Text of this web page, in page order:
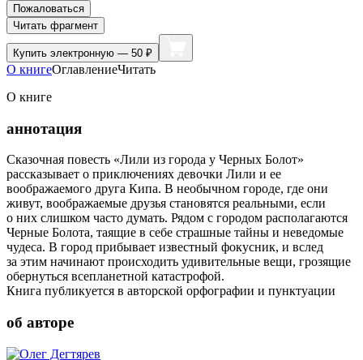
Пожаловаться
Читать фрагмент
Купить электронную — 50 ₽
О книгеОглавлениеЧитать
О книге
аннотация
Сказочная повесть «Лили из города у Черных Болот»
рассказывает о приключениях девочки Лили и ее
воображаемого друга Кипа. В необычном городе, где они
живут, воображаемые друзья становятся реальными, если
о них слишком часто думать. Рядом с городом располагаются
Черные Болота, таящие в себе страшные тайны и неведомые
чудеса. В город прибывает известный фокусник, и вслед
за этим начинают происходить удивительные вещи, грозящие
обернуться всепланетной катастрофой.
Книга публикуется в авторской орфографии и пунктуации
об авторе